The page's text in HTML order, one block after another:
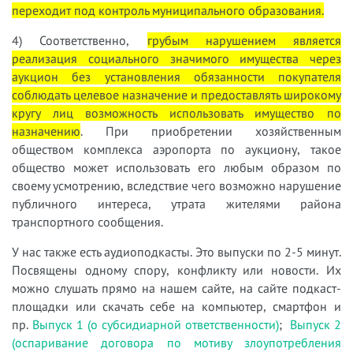
переходит под контроль муниципального образования.
4) Соответственно, грубым нарушением является
реализация социального значимого имущества через
аукцион без установления обязанности покупателя
соблюдать целевое назначение и предоставлять широкому
кругу лиц возможность использовать имущество по
назначению. При приобретении хозяйственным
обществом комплекса аэропорта по аукциону, такое
общество может использовать его любым образом по
своему усмотрению, вследствие чего возможно нарушение
публичного интереса, утрата жителями района
транспортного сообщения.
У нас также есть аудиоподкасты. Это выпуски по 2-5 минут.
Посвящены одному спору, конфликту или новости. Их
можно слушать прямо на нашем сайте, на сайте подкаст-
площадки или скачать себе на компьютер, смартфон и
пр. Выпуск 1 (о субсидиарной ответственности); Выпуск 2
(оспаривание договора по мотиву злоупотребления